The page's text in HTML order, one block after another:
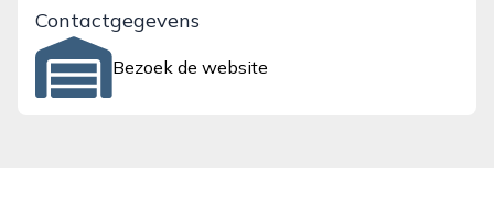
Contactgegevens
Bezoek de website